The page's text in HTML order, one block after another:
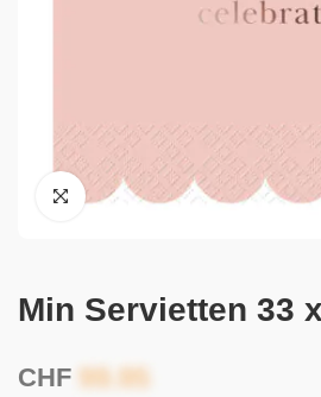
Min Servietten 33
CHF